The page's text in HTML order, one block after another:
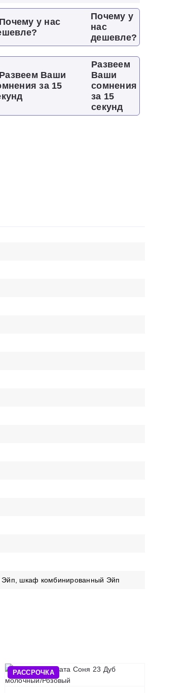
Почему у
нас
дешевле?
Развеем
Ваши
сомнения
за 15
секунд
шкаф комбинированный Эйп
РАССРОЧКА